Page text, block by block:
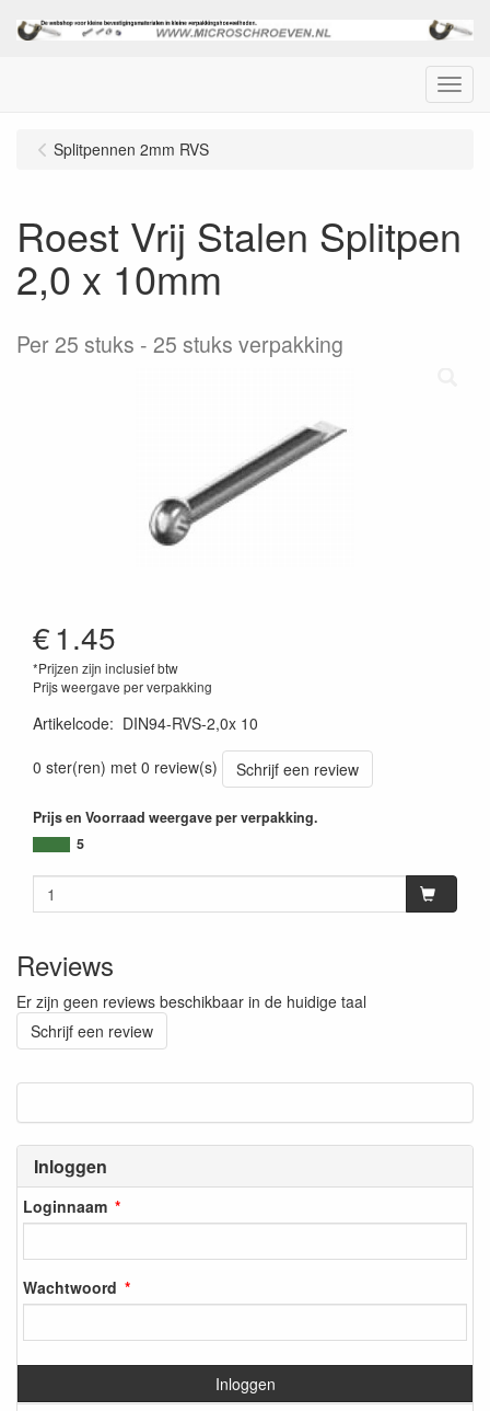
Menu
Inloggen
Loginnaam
Wachtwoord
Inloggen
Splitpennen 2mm RVS
Roest Vrij Stalen Splitpen
2,0 x 10mm
Per 25 stuks 25 stuks verpakking
€1.45
*Prijzen zijn inclusief btw
Prijs weergave per verpakking
Artikelcode: DIN94-RVS-2,0x 10
0 ster(ren) met 0 review(s)
Schrijf een review
Prijs en Voorraad weergave per verpakking.
5
Reviews
Er zijn geen reviews beschikbaar in de huidige taal
Schrijf een review